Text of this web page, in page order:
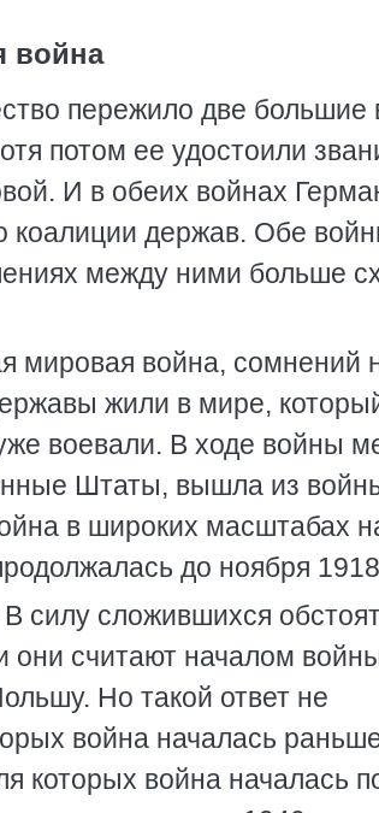
война
пережило две большие
потом ее удостоили
И в обеих войнах
коалиции держав. Обе
между ними больше
мировая война, сомнений
жили в мире,
воевали. В ходе войны
Штаты, вышла из
в широких масштабах
до ноября
силу сложившихся
они считают началом
Но такой ответ не
война началась
которых война началась